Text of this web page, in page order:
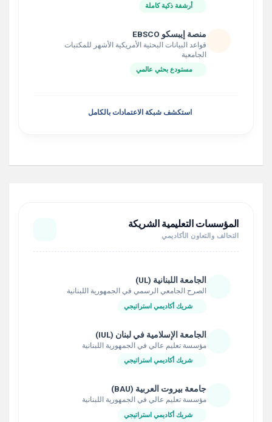
أرشفة ذكية كاملة
منصة إيبسكو EBSCO
قواعد البيانات البحثية الأمريكية الأشهر للمكتبات
الجامعية
مستودع بحثي عالمي
استكشف شبكة الاعتمادات بالكامل
المؤسسات التعليمية الشريكة
التحالف والتعاون الأكاديمي
الجامعة اللبنانية (UL)
الصرح الجامعي الرسمي في الجمهورية اللبنانية
شريك أكاديمي استراتيجي
الجامعة الإسلامية في لبنان (IUL)
مؤسسة تعليم عالي في الجمهورية اللبنانية
شريك أكاديمي استراتيجي
جامعة بيروت العربية (BAU)
مؤسسة تعليم عالي في الجمهورية اللبنانية
شريك أكاديمي استراتيجي